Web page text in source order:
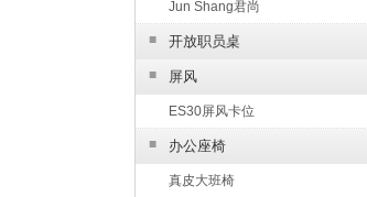
Jun Shang君尚
■ 开放职员桌
■ 屏风
ES30屏风卡位
■ 办公座椅
真皮大班椅